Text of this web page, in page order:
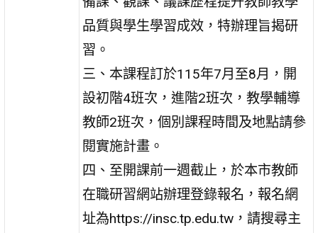
品質與學生學習成效，特辦理旨揭研
習。
三、本課程訂於115年7月至8月，開
設初階4班次，進階2班次，教學輔導
教師2班次，個別課程時間及地點請參
閱實施計畫。
四、至開課前一週截止，於本市教師
在職研習網站辦理登錄報名，報名網
址為https://insc.tp.edu.tw，請搜尋主